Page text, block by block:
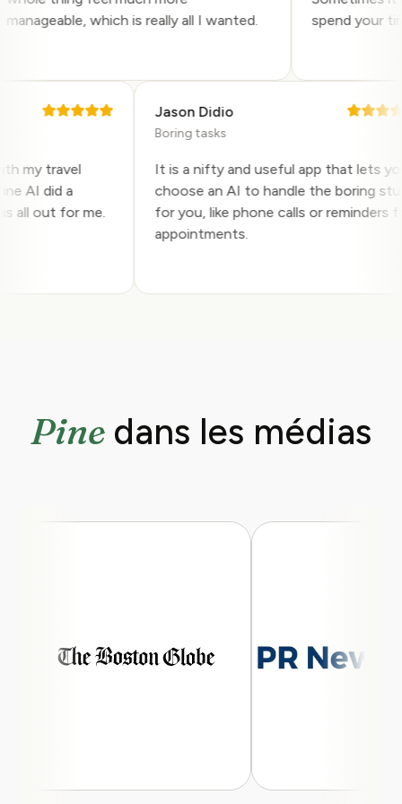
which is really all I wanted.
spend your
my travel
Pine AI did a
all out for me.
Jason Didio
Boring tasks
It is a nifty and useful app that lets
choose an AI to handle the boring
for you, like phone calls or
appointments.
Pine dans les médias